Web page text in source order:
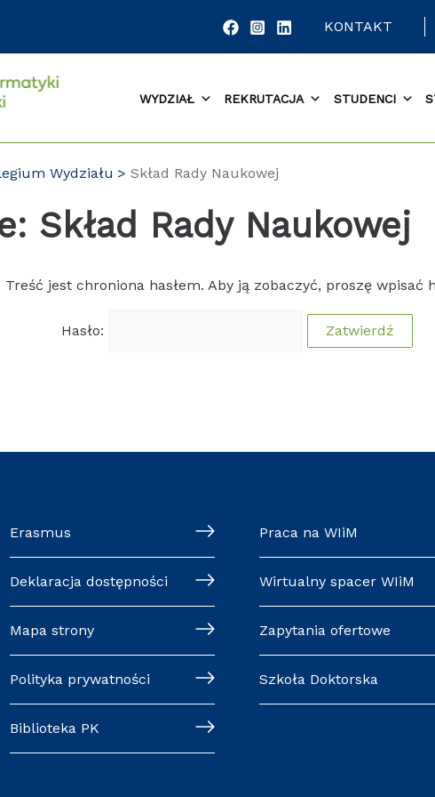
KONTAKT
WYDZIAŁ REKRUTACJA STUDENCI
Wydziału Skład Rady Naukowej
Skład Rady Naukowej
Treść jest chroniona hasłem. Aby ją zobaczyć, proszę wpisać
Hasło:
Erasmus
Deklaracja dostępności
Mapa strony
Polityka prywatności
Biblioteka PK
Praca na WIiM
Wirtualny spacer WIiM
Zapytania ofertowe
Szkoła Doktorska